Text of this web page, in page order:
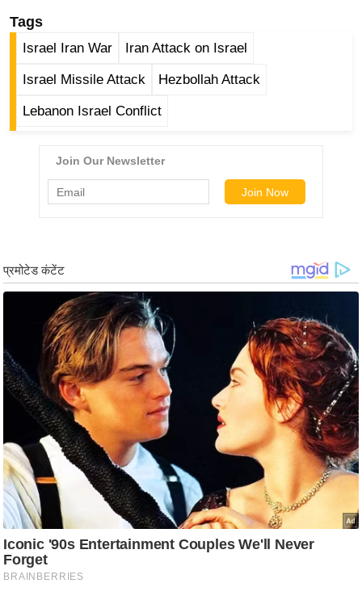
स
मी
क्षा
N
e
इ
फ
स्टा
ल
टे
क्नॉ
लॉ
जी
ब्यू
Tags
Israel Iran War Iran Attack on Israel
Israel Missile Attack Hezbollah Attack
Lebanon Israel Conflict